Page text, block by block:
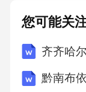
全。5.建立
管理制度，
安全工作提
您可能关